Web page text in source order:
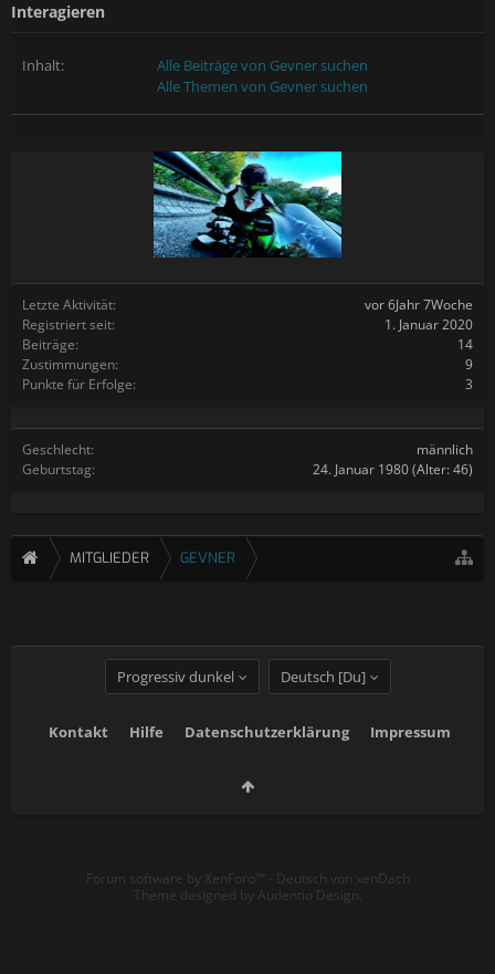
Letzte Aktivität:
vor 6Jahr 7Woche
Registriert seit:
1. Januar 2020
Beiträge:
14
Zustimmungen:
9
Punkte für Erfolge:
3
Geschlecht:
männlich
Geburtstag:
24. Januar 1980(Alter: 46)
Interagieren
Inhalt:
Alle Beiträge von Gevner suchen
Alle Themen von Gevner suchen
MITGLIEDER GEVNER
Progressiv dunkel Deutsch [Du]
Kontakt Hilfe Datenschutzerklärung Impressum
Forum software by XenForo™ - Deutsch von xenDach
Theme designed by Audentio Design.